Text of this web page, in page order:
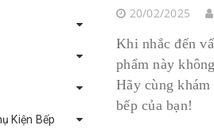
20/02/2025
Khi nhắc đến
phẩm này
Hãy cùng
bếp của bạn!
Kiện Bếp